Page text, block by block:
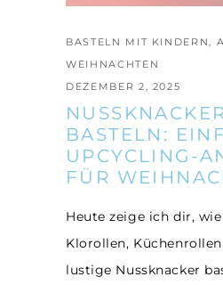
BASTELN MIT KINDERN,
WEIHNACHTEN
DEZEMBER 2, 2025
BASTELN:
UPCYCLING-
FÜR
Heute zeige ich dir,
Klorollen,
lustige Nussknacker